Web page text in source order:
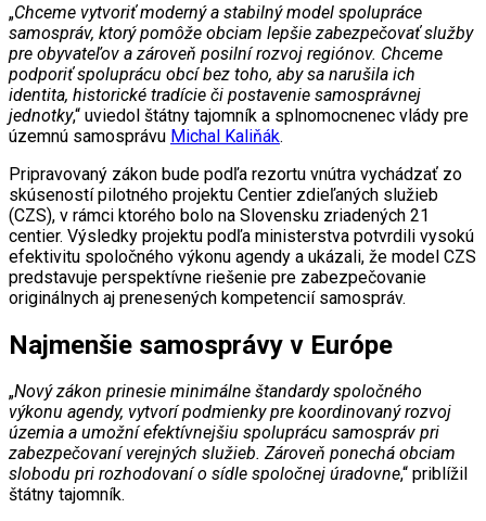
„Chceme vytvoriť moderný a stabilný model spolupráce
samospráv, ktorý pomôže obciam lepšie zabezpečovať služby
pre obyvateľov a zároveň posilní rozvoj regiónov. Chceme
podporiť spoluprácu obcí bez toho, aby sa narušila ich
identita, historické tradície či postavenie samosprávnej
jednotky,“ uviedol štátny tajomník a splnomocnenec vlády pre
územnú samosprávu Michal Kaliňák.
Pripravovaný zákon bude podľa rezortu vnútra vychádzať zo
skúseností pilotného projektu Centier zdieľaných služieb
(CZS), v rámci ktorého bolo na Slovensku zriadených 21
centier. Výsledky projektu podľa ministerstva potvrdili vysokú
efektivitu spoločného výkonu agendy a ukázali, že model CZS
predstavuje perspektívne riešenie pre zabezpečovanie
originálnych aj prenesených kompetencií samospráv.
Najmenšie samosprávy v Európe
„Nový zákon prinesie minimálne štandardy spoločného
výkonu agendy, vytvorí podmienky pre koordinovaný rozvoj
územia a umožní efektívnejšiu spoluprácu samospráv pri
zabezpečovaní verejných služieb. Zároveň ponechá obciam
slobodu pri rozhodovaní o sídle spoločnej úradovne,“ priblížil
štátny tajomník.